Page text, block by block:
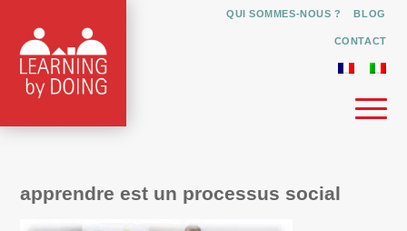
QUI SOMMES-NOUS ? BLOG
CONTACT
apprendre est un processus social